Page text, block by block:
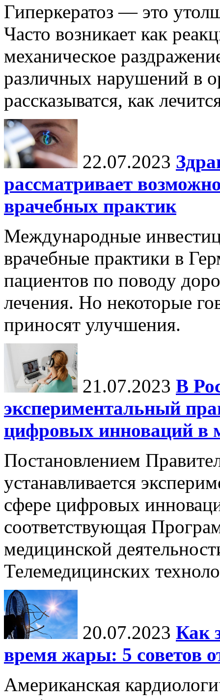
Гиперкератоз — это
Часто возникает как
механическое
различных нарушений в
рассказыватся, как
22.07.2023
рассматривает
врачебных практик
Международные
врачебные практики в
пациентов по поводу
лечения. Но некоторые
приносят улучшения.
21.07.2023 В
экспериментальный
цифровых инноваций в
Постановлением
устанавливается
сфере цифровых
соответствующая
медицинской
Телемедицинских
20.07.2023 Как
время жары: 5 советов
Американская